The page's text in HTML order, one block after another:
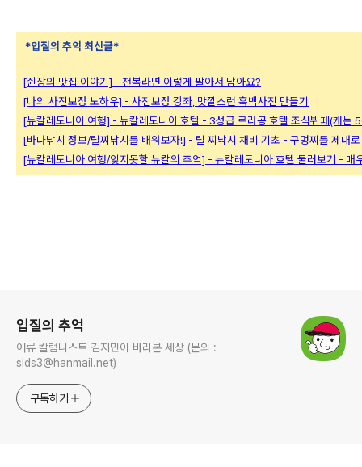
*입질의 추억 최신글*
[쥔장의 맛집 이야기] - 전복라면 이렇게 팔아서 남아요?
[나의 사진보정 노하우] - 사진보정 강좌, 맛깔스런 흑백사진 만들기
[뉴칼레도니아 여행] - 뉴칼레도니아 호텔 - 3성급 르라공 호텔 조식뷔페(캐논
[바다낚시 정보/릴찌낚시를 배워보자!] - 릴 찌낚시 채비 기초 - 구멍찌를 제대
[뉴칼레도니아 여행/잊지못할 뉴칼의 추억] - 뉴칼레도니아 호텔 둘러보기 - 매
입질의 추억
어류 칼럼니스트 김지민이 바라본 세상 (문의 :
slds3@hanmail.net)
구독하기